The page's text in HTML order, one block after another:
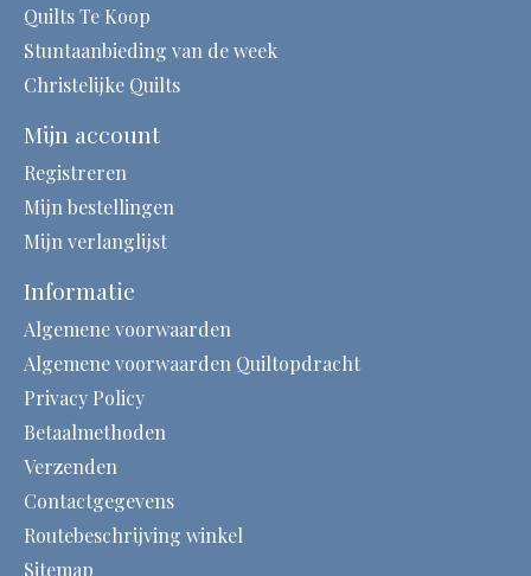
Quilts Te Koop
Stuntaanbieding van de week
Christelijke Quilts
Mijn account
Registreren
Mijn bestellingen
Mijn verlanglijst
Informatie
Algemene voorwaarden
Algemene voorwaarden Quiltopdracht
Privacy Policy
Betaalmethoden
Verzenden
Contactgegevens
Routebeschrijving winkel
Sitemap